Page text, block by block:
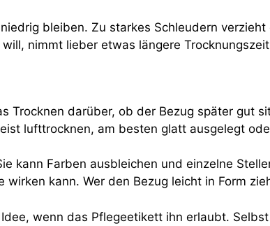
bleiben. Zu starkes Schleudern
nimmt lieber etwas längere
Trocknen darüber, ob der Bezug später gut
lufttrocknen, am besten glatt ausgelegt
kann Farben ausbleichen und einzelne
kann. Wer den Bezug leicht in Form
wenn das Pflegeetikett ihn erlaubt.